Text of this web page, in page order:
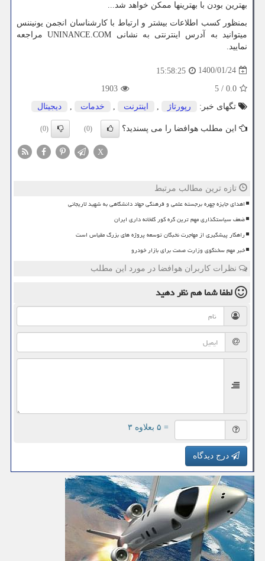
بهترین بودن با بهترین­ها ممکن خواهد شد...
بمنظور کسب اطلاعات بیشتر و ارتباط با کارشناسان انجمن یونیننس
میتوانید به آدرس اینترنتی به نشانی UNINANCE.COMمراجعه
نمایید.
1400/01/24
15:58:25
0.0
/
5
1903
تگهای خبر:
رپورتاژ , اینترنت , خدمات , دیجیتال
این مطلب هوافضا را می پسندید؟ (0)
(0)
X
تازه ترین مطالب مرتبط
اهدای جایزه چهره برجسته علمی و فرهنگی جهاد دانشگاهی به شهید لاریجانی
ضعف سیاستگذاری مهم ترین گره کور گلخانه داری ایران
راهکار پیشگیری از مهاجرت نخبگان توسعه پروژه های بزرگ مقیاس است
خبر مهم سخنگوی وزارت صمت برای بازار خودرو
نظرات کاربران هوافضا در مورد این مطلب
لطفا شما همنظر دهید
= ۵ بعلاوه ۳
درج دیدگاه